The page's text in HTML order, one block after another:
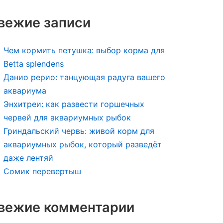
записи
Чем кормить петушка: выбор корма для
Betta splendens
Данио рерио: танцующая радуга вашего
аквариума
Энхитреи: как развести горшечных
червей для аквариумных рыбок
Гриндальский червь: живой корм для
аквариумных рыбок, который разведёт
даже лентяй
Сомик перевертыш
комментарии